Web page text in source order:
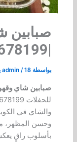
صبابين
|51678199| النوبي للحفلات
بواسطة admin /18 يناير، 2026
صبابين شاي
والشاي في
وحسن المظهر،
بأسلوب راقٍ